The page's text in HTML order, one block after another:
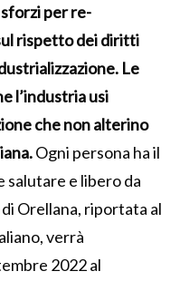
per re-
rispetto dei diritti
Le
l’industria usi
che non alterino
Ogni persona ha il
salutare e libero da
Orellana, riportata al
verrà
2022 al